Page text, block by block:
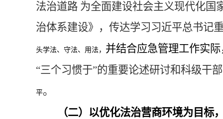
法治道路 为全面建设社会主义现代化国
治体系建设》，传达学习习近平总书记
头学法、守法、用法， 并结合应急管理工作实
“三个习惯于”的重要论述研讨和科级干部
平。
（二）以优化法治营商环境为目标